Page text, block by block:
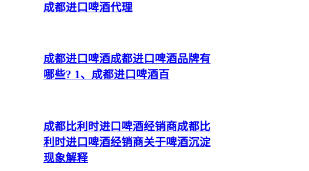
成都进口啤酒代理
成都进口啤酒成都进口啤酒品牌有
哪些? 1、成都进口啤酒百
成都比利时进口啤酒经销商成都比
利时进口啤酒经销商关于啤酒沉淀
现象解释